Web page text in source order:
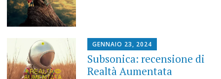
GENNAIO 23, 2024
Subsonica: recensione di
Realtà Aumentata